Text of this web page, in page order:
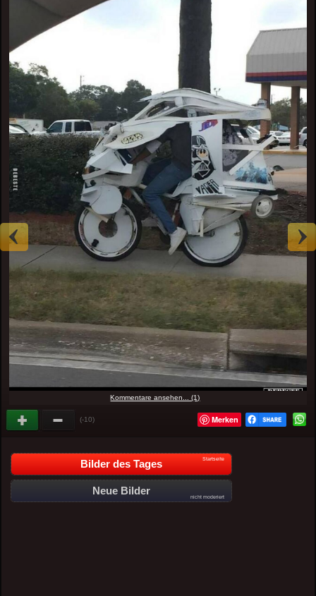
Kommentare ansehen... (1)
(-10) Merken
Bilder des Tages Startseite
Neue Bilder
nicht moderiert